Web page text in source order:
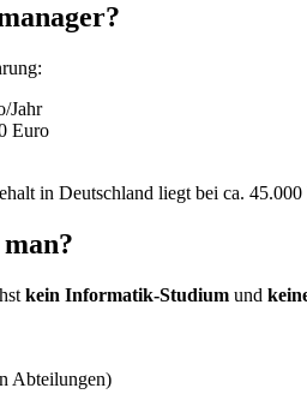
Jahr
Euro
in Deutschland liegt bei ca.
kein Informatik-Studium und
Abteilungen)